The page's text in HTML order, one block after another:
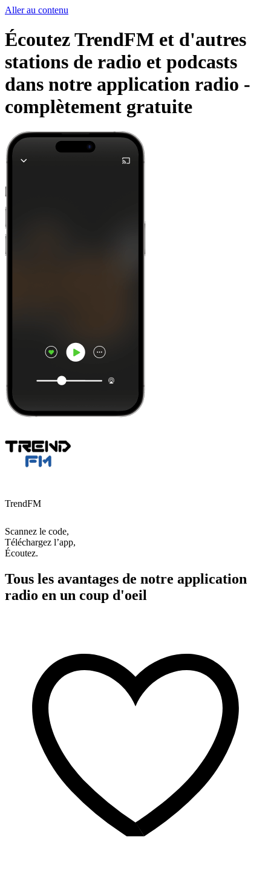
Aller au contenu
Écoutez TrendFM et d'autres
stations de radio et podcasts
dans notre application radio -
complètement gratuite
TrendFM
Scannez le code,
Téléchargez l’app,
Écoutez.
Tous les avantages de notre application
radio en un coup d'oeil